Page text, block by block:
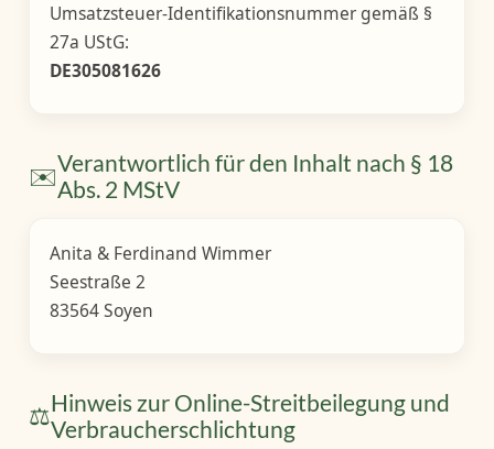
Umsatzsteuer-Identifikationsnummer gemäß §
27a UStG:
DE305081626
✉️Verantwortlich für den Inhalt nach § 18
Abs. 2 MStV
Anita & Ferdinand Wimmer
Seestraße 2
83564 Soyen
⚖️Hinweis zur Online-Streitbeilegung und
Verbraucherschlichtung